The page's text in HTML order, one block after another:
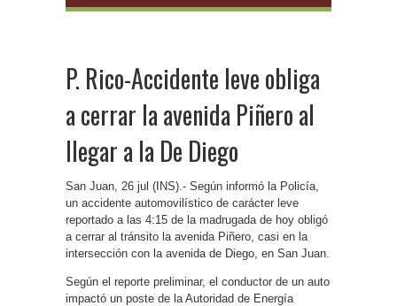
P. Rico-Accidente leve obliga
a cerrar la avenida Piñero al
llegar a la De Diego
San Juan, 26 jul (INS).- Según informó la Policía,
un accidente automovilístico de carácter leve
reportado a las 4:15 de la madrugada de hoy obligó
a cerrar al tránsito la avenida Piñero, casi en la
intersección con la avenida de Diego, en San Juan.
Según el reporte preliminar, el conductor de un auto
impactó un poste de la Autoridad de Energía